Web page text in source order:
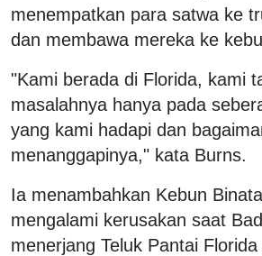
menempatkan para satwa ke
dan membawa mereka ke
"Kami berada di Florida, kami
masalahnya hanya pada
yang kami hadapi dan
menanggapinya," kata Burns.
Ia menambahkan Kebun
mengalami kerusakan saat
menerjang Teluk Pantai